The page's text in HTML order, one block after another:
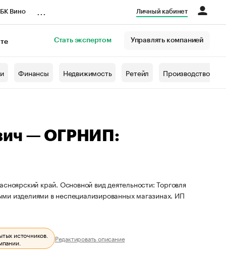
Вино Личный кабинет
Стать экспертом Управлять компанией
Финансы Недвижимость Ретейл Производство
— ОГРНИП:
край. Основной вид деятельности: Торговля
изделиями в неспециализированных магазинах. ИП
источников. Редактировать описание